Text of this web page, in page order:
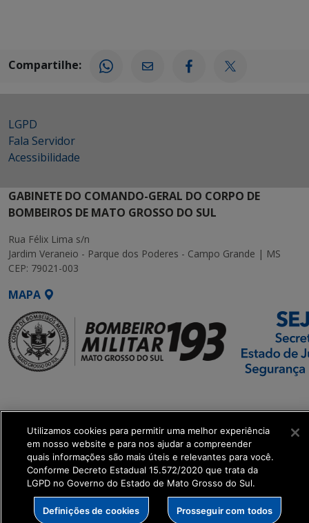
Compartilhe:
LGPD
Fala Servidor
Acessibilidade
GABINETE DO COMANDO-GERAL DO CORPO DE
BOMBEIROS DE MATO GROSSO DO SUL
Rua Félix Lima s/n
Jardim Veraneio - Parque dos Poderes - Campo Grande | MS
CEP: 79021-003
MAPA
Executiva de
Transformação Digital
get_footer();
Utilizamos cookies para permitir uma melhor experiência
em nosso website e para nos ajudar a compreender
quais informações são mais úteis e relevantes para você.
Conforme Decreto Estadual 15.572/2020 que trata da
LGPD no Governo do Estado de Mato Grosso do Sul.
Definições de cookies Prosseguir com todos